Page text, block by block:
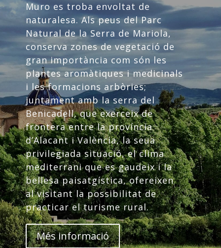
Muro es troba envoltat de
naturalesa. Als peus del Parc
Natural de la Serra de Mariola,
conserva zones de vegetació de
gran importància com són les
plantes aromàtiques i medicinals
i les formacions arbòries;
juntament amb la serra del
Benicadell, que exerceix de
frontera entre la província
d’Alacant i València, la seua
privilegiada situació, el clima
mediterrani que es gaudeix i la
bellesa paisatgística, ofereixen
al visitant la possibilitat de
practicar el turisme rural.
Més informació